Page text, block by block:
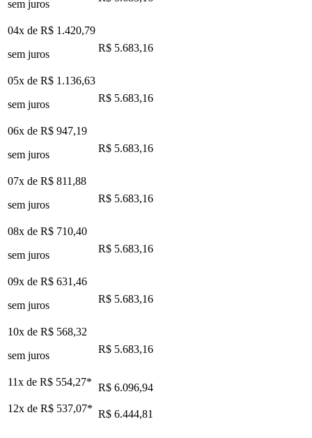
sem juros
04x de R$ 1.420,79
sem juros
R$ 5.683,16
05x de R$ 1.136,63
sem juros
R$ 5.683,16
06x de R$ 947,19
sem juros
R$ 5.683,16
07x de R$ 811,88
sem juros
R$ 5.683,16
08x de R$ 710,40
sem juros
R$ 5.683,16
09x de R$ 631,46
sem juros
R$ 5.683,16
10x de R$ 568,32
sem juros
R$ 5.683,16
11x de R$ 554,27* R$ 6.096,94
12x de R$ 537,07* R$ 6.444,81